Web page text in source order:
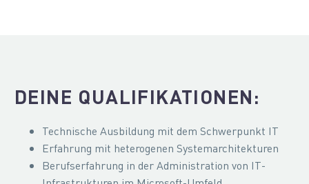
DEINE QUALIFIKATIONEN:
Technische Ausbildung mit dem Schwerpunkt IT
Erfahrung mit heterogenen Systemarchitekturen
Berufserfahrung in der Administration von IT-